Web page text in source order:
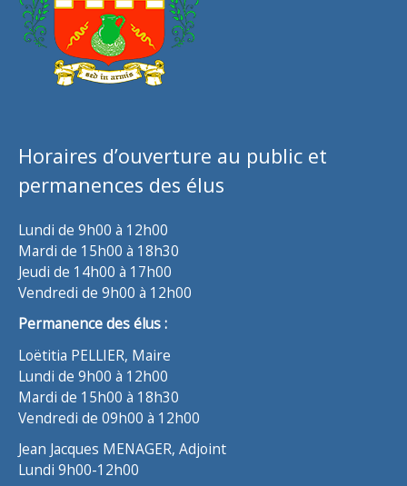
Horaires d’ouverture au public et
permanences des élus
Lundi de 9h00 à 12h00
Mardi de 15h00 à 18h30
Jeudi de 14h00 à 17h00
Vendredi de 9h00 à 12h00
Permanence des élus :
Loëtitia PELLIER, Maire
Lundi de 9h00 à 12h00
Mardi de 15h00 à 18h30
Vendredi de 09h00 à 12h00
Jean Jacques MENAGER, Adjoint
Lundi 9h00-12h00